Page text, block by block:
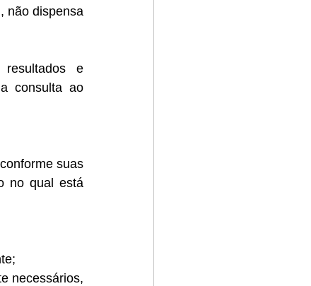
não dispensa
resultados e
consulta ao
suas
no qual está
necessários,